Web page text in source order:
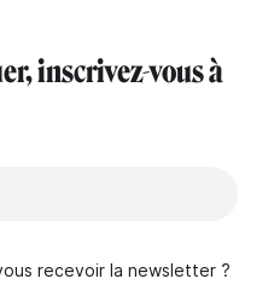
inscrivez-vous à
recevoir la newsletter ?